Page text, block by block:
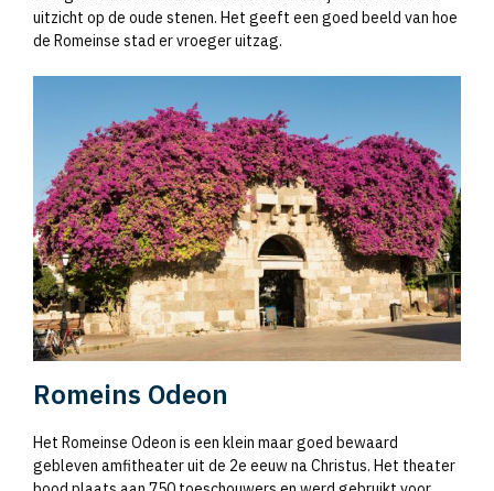
uitzicht op de oude stenen. Het geeft een goed beeld van hoe
de Romeinse stad er vroeger uitzag.
Romeins Odeon
Het Romeinse Odeon is een klein maar goed bewaard
gebleven amfitheater uit de 2e eeuw na Christus. Het theater